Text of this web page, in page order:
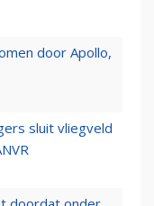
door Apollo,
sluit vliegveld